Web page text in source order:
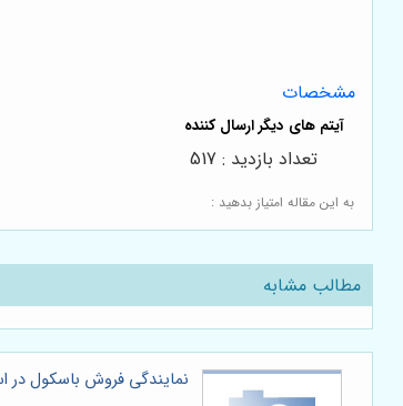
مشخصات
به این مقاله امتیاز بدهید :
تعداد بازدید : 517
مطالب مشابه
نمایندگی فروش باسکول در